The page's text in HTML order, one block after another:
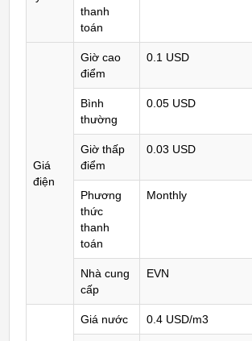
thanh
toán
Giá
điện
Giờ cao
điểm
0.1 USD
Bình
thường
0.05 USD
Giờ thấp
điểm
0.03 USD
Phương
thức
thanh
toán
Monthly
Nhà cung
cấp
EVN
Giá nước 0.4 USD/m3